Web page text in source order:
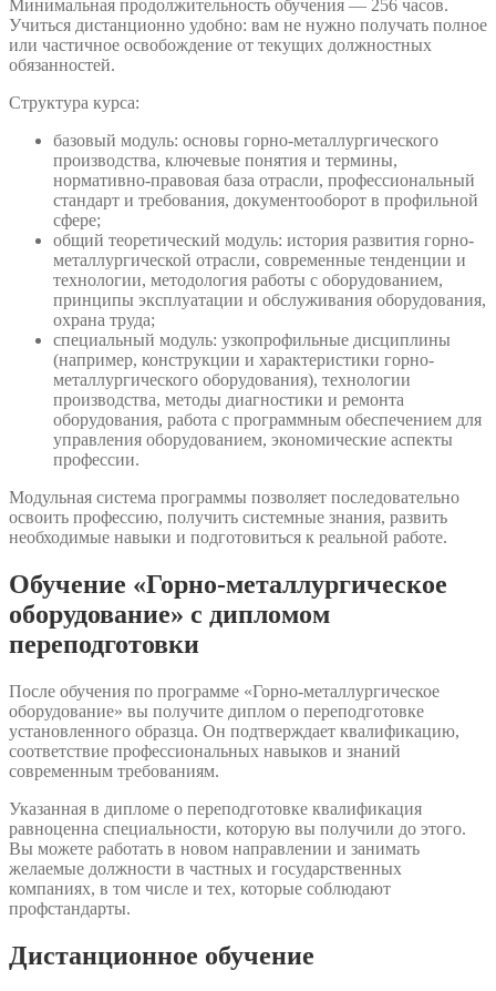
Минимальная продолжительность обучения — 256 часов.
Учиться дистанционно удобно: вам не нужно получать полное
или частичное освобождение от текущих должностных
обязанностей.
Структура курса:
базовый модуль: основы горно-металлургического
производства, ключевые понятия и термины,
нормативно-правовая база отрасли, профессиональный
стандарт и требования, документооборот в профильной
сфере;
общий теоретический модуль: история развития горно-
металлургической отрасли, современные тенденции и
технологии, методология работы с оборудованием,
принципы эксплуатации и обслуживания оборудования,
охрана труда;
специальный модуль: узкопрофильные дисциплины
(например, конструкции и характеристики горно-
металлургического оборудования), технологии
производства, методы диагностики и ремонта
оборудования, работа с программным обеспечением для
управления оборудованием, экономические аспекты
профессии.
Модульная система программы позволяет последовательно
освоить профессию, получить системные знания, развить
необходимые навыки и подготовиться к реальной работе.
Обучение «Горно-металлургическое
оборудование» с дипломом
переподготовки
После обучения по программе «Горно-металлургическое
оборудование» вы получите диплом о переподготовке
установленного образца. Он подтверждает квалификацию,
соответствие профессиональных навыков и знаний
современным требованиям.
Указанная в дипломе о переподготовке квалификация
равноценна специальности, которую вы получили до этого.
Вы можете работать в новом направлении и занимать
желаемые должности в частных и государственных
компаниях, в том числе и тех, которые соблюдают
профстандарты.
Дистанционное обучение